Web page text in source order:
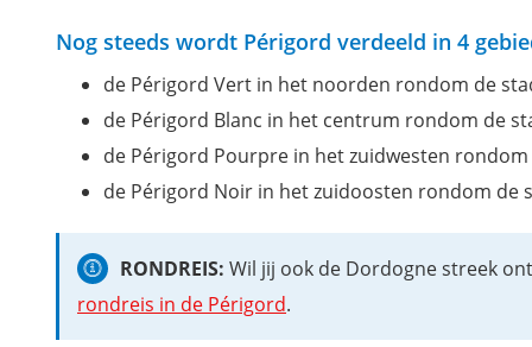
Beynac-et-Cazenac
La Roque Saint-Christophe
Chateau de Castelnaud-la-Chapelle
Le Gouffre de Padirac
Jardins de Marqueyssac
Domme
Rocamadour
Nog steeds wordt Périgord verdeeld in 4
de Périgord Vert in het noorden rondom de
de Périgord Blanc in het centrum rondom de
de Périgord Pourpre in het zuidwesten
de Périgord Noir in het zuidoosten rondom de
RONDREIS:Wil jij ook de Dordogne streek
rondreis in de Périgord.